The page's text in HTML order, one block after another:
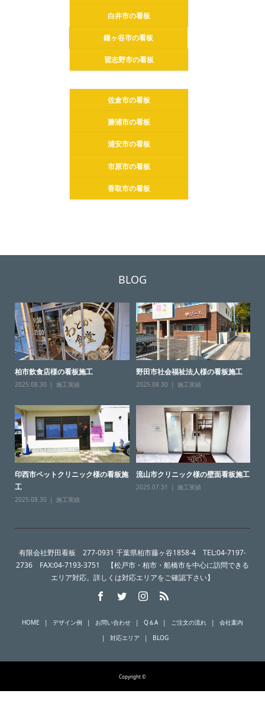
白井市の看板
鎌ヶ谷市の看板
習志野市の看板
佐倉市の看板
勝浦市の看板
浦安市の看板
市原市の看板
香取市の看板
BLOG
柏市飲食店様の看板施工
2025.08.30 施工実績
野田市社会福祉法人様の看板施工
2025.08.30 施工実績
印西市ペットクリニック様の看板施
工
2025.08.30 施工実績
流山市クリニック様の壁面看板施工
2025.07.31 施工実績
有限会社野田看板 277-0931 千葉県柏市藤ヶ谷1858-4 TEL:04-7197-
2736 FAX:04-7193-3751 【松戸市・柏市・船橋市を中心に訪問できる
エリア対応。詳しくは対応エリアをご確認下さい】
HOME デザイン例 お問い合わせ Q＆A ご注文の流れ
会社案内
対応エリア
BLOG
Copyright ©